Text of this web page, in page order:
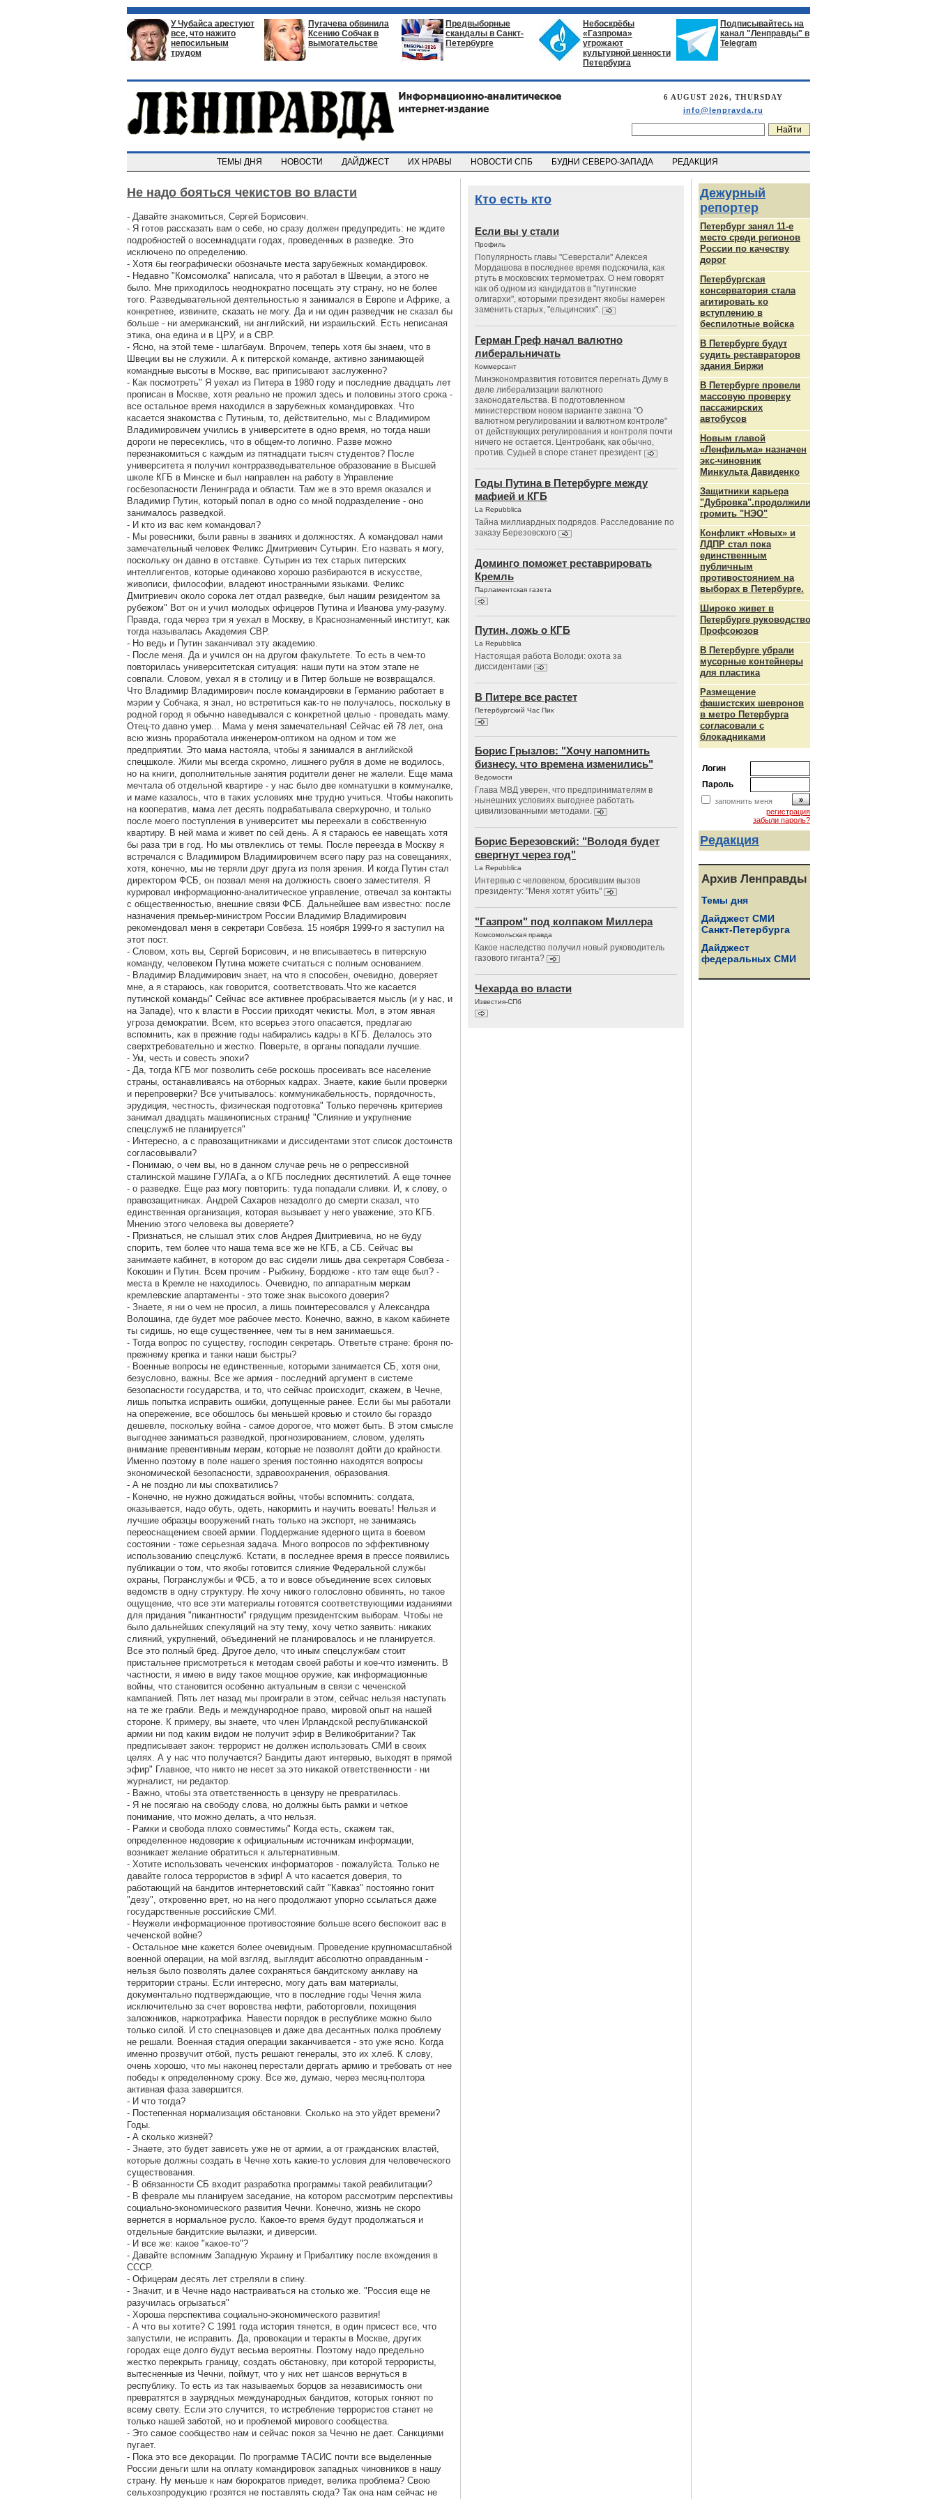
У Чубайса арестуют
все, что нажито
непосильным
трудом
Пугачева обвинила
Ксению Собчак в
вымогательстве
Предвыборные
скандалы в Санкт-
Петербурге
Небоскрёбы
«Газпрома»
угрожают
культурной ценности
Петербурга
Подписывайтесь на
канал "Ленправды" в
Telegram
6 AUGUST 2026, THURSDAY
info@lenpravda.ru
ТЕМЫ ДНЯ НОВОСТИ ДАЙДЖЕСТ ИХ НРАВЫ НОВОСТИ СПБ БУДНИ СЕВЕРО-ЗАПАДА РЕДАКЦИЯ
Не надо бояться чекистов во власти
- Давайте знакомиться, Сергей Борисович.
- Я готов рассказать вам о себе, но сразу должен предупредить: не ждите
подробностей о восемнадцати годах, проведенных в разведке. Это
исключено по определению.
- Хотя бы географически обозначьте места зарубежных командировок.
- Недавно "Комсомолка" написала, что я работал в Швеции, а этого не
было. Мне приходилось неоднократно посещать эту страну, но не более
того. Разведывательной деятельностью я занимался в Европе и Африке, а
конкретнее, извините, сказать не могу. Да и ни один разведчик не сказал бы
больше - ни американский, ни английский, ни израильский. Есть неписаная
этика, она едина и в ЦРУ, и в СВР.
- Ясно, на этой теме - шлагбаум. Впрочем, теперь хотя бы знаем, что в
Швеции вы не служили. А к питерской команде, активно занимающей
командные высоты в Москве, вас приписывают заслуженно?
- Как посмотреть" Я уехал из Питера в 1980 году и последние двадцать лет
прописан в Москве, хотя реально не прожил здесь и половины этого срока -
все остальное время находился в зарубежных командировках. Что
касается знакомства с Путиным, то, действительно, мы с Владимиром
Владимировичем учились в университете в одно время, но тогда наши
дороги не пересеклись, что в общем-то логично. Разве можно
перезнакомиться с каждым из пятнадцати тысяч студентов? После
университета я получил контрразведывательное образование в Высшей
школе КГБ в Минске и был направлен на работу в Управление
госбезопасности Ленинграда и области. Там же в это время оказался и
Владимир Путин, который попал в одно со мной подразделение - оно
занималось разведкой.
- И кто из вас кем командовал?
- Мы ровесники, были равны в званиях и должностях. А командовал нами
замечательный человек Феликс Дмитриевич Сутырин. Его назвать я могу,
поскольку он давно в отставке. Сутырин из тех старых питерских
интеллигентов, которые одинаково хорошо разбираются в искусстве,
живописи, философии, владеют иностранными языками. Феликс
Дмитриевич около сорока лет отдал разведке, был нашим резидентом за
рубежом" Вот он и учил молодых офицеров Путина и Иванова уму-разуму.
Правда, года через три я уехал в Москву, в Краснознаменный институт, как
тогда называлась Академия СВР.
- Но ведь и Путин заканчивал эту академию.
- После меня. Да и учился он на другом факультете. То есть в чем-то
повторилась университетская ситуация: наши пути на этом этапе не
совпали. Словом, уехал я в столицу и в Питер больше не возвращался.
Что Владимир Владимирович после командировки в Германию работает в
мэрии у Собчака, я знал, но встретиться как-то не получалось, поскольку в
родной город я обычно наведывался с конкретной целью - проведать маму.
Отец-то давно умер... Мама у меня замечательная! Сейчас ей 78 лет, она
всю жизнь проработала инженером-оптиком на одном и том же
предприятии. Это мама настояла, чтобы я занимался в английской
спецшколе. Жили мы всегда скромно, лишнего рубля в доме не водилось,
но на книги, дополнительные занятия родители денег не жалели. Еще мама
мечтала об отдельной квартире - у нас было две комнатушки в коммуналке,
и маме казалось, что в таких условиях мне трудно учиться. Чтобы накопить
на кооператив, мама лет десять подрабатывала сверхурочно, и только
после моего поступления в университет мы переехали в собственную
квартиру. В ней мама и живет по сей день. А я стараюсь ее навещать хотя
бы раза три в год. Но мы отвлеклись от темы. После переезда в Москву я
встречался с Владимиром Владимировичем всего пару раз на совещаниях,
хотя, конечно, мы не теряли друг друга из поля зрения. И когда Путин стал
директором ФСБ, он позвал меня на должность своего заместителя. Я
курировал информационно-аналитическое управление, отвечал за контакты
с общественностью, внешние связи ФСБ. Дальнейшее вам известно: после
назначения премьер-министром России Владимир Владимирович
рекомендовал меня в секретари Совбеза. 15 ноября 1999-го я заступил на
этот пост.
- Словом, хоть вы, Сергей Борисович, и не вписываетесь в питерскую
команду, человеком Путина можете считаться с полным основанием.
- Владимир Владимирович знает, на что я способен, очевидно, доверяет
мне, а я стараюсь, как говорится, соответствовать.Что же касается
путинской команды" Сейчас все активнее пробрасывается мысль (и у нас, и
на Западе), что к власти в России приходят чекисты. Мол, в этом явная
угроза демократии. Всем, кто всерьез этого опасается, предлагаю
вспомнить, как в прежние годы набирались кадры в КГБ. Делалось это
сверхтребовательно и жестко. Поверьте, в органы попадали лучшие.
- Ум, честь и совесть эпохи?
- Да, тогда КГБ мог позволить себе роскошь просеивать все население
страны, останавливаясь на отборных кадрах. Знаете, какие были проверки
и перепроверки? Все учитывалось: коммуникабельность, порядочность,
эрудиция, честность, физическая подготовка" Только перечень критериев
занимал двадцать машинописных страниц! "Слияние и укрупнение
спецслужб не планируется"
- Интересно, а с правозащитниками и диссидентами этот список достоинств
согласовывали?
- Понимаю, о чем вы, но в данном случае речь не о репрессивной
сталинской машине ГУЛАГа, а о КГБ последних десятилетий. А еще точнее
- о разведке. Еще раз могу повторить: туда попадали сливки. И, к слову, о
правозащитниках. Андрей Сахаров незадолго до смерти сказал, что
единственная организация, которая вызывает у него уважение, это КГБ.
Мнению этого человека вы доверяете?
- Признаться, не слышал этих слов Андрея Дмитриевича, но не буду
спорить, тем более что наша тема все же не КГБ, а СБ. Сейчас вы
занимаете кабинет, в котором до вас сидели лишь два секретаря Совбеза -
Кокошин и Путин. Всем прочим - Рыбкину, Бордюже - кто там еще был? -
места в Кремле не находилось. Очевидно, по аппаратным меркам
кремлевские апартаменты - это тоже знак высокого доверия?
- Знаете, я ни о чем не просил, а лишь поинтересовался у Александра
Волошина, где будет мое рабочее место. Конечно, важно, в каком кабинете
ты сидишь, но еще существеннее, чем ты в нем занимаешься.
- Тогда вопрос по существу, господин секретарь. Ответьте стране: броня по-
прежнему крепка и танки наши быстры?
- Военные вопросы не единственные, которыми занимается СБ, хотя они,
безусловно, важны. Все же армия - последний аргумент в системе
безопасности государства, и то, что сейчас происходит, скажем, в Чечне,
лишь попытка исправить ошибки, допущенные ранее. Если бы мы работали
на опережение, все обошлось бы меньшей кровью и стоило бы гораздо
дешевле, поскольку война - самое дорогое, что может быть. В этом смысле
выгоднее заниматься разведкой, прогнозированием, словом, уделять
внимание превентивным мерам, которые не позволят дойти до крайности.
Именно поэтому в поле нашего зрения постоянно находятся вопросы
экономической безопасности, здравоохранения, образования.
- А не поздно ли мы спохватились?
- Конечно, не нужно дожидаться войны, чтобы вспомнить: солдата,
оказывается, надо обуть, одеть, накормить и научить воевать! Нельзя и
лучшие образцы вооружений гнать только на экспорт, не занимаясь
переоснащением своей армии. Поддержание ядерного щита в боевом
состоянии - тоже серьезная задача. Много вопросов по эффективному
использованию спецслужб. Кстати, в последнее время в прессе появились
публикации о том, что якобы готовится слияние Федеральной службы
охраны, Погранслужбы и ФСБ, а то и вовсе объединение всех силовых
ведомств в одну структуру. Не хочу никого голословно обвинять, но такое
ощущение, что все эти материалы готовятся соответствующими изданиями
для придания "пикантности" грядущим президентским выборам. Чтобы не
было дальнейших спекуляций на эту тему, хочу четко заявить: никаких
слияний, укрупнений, объединений не планировалось и не планируется.
Все это полный бред. Другое дело, что иным спецслужбам стоит
пристальнее присмотреться к методам своей работы и кое-что изменить. В
частности, я имею в виду такое мощное оружие, как информационные
войны, что становится особенно актуальным в связи с чеченской
кампанией. Пять лет назад мы проиграли в этом, сейчас нельзя наступать
на те же грабли. Ведь и международное право, мировой опыт на нашей
стороне. К примеру, вы знаете, что член Ирландской республиканской
армии ни под каким видом не получит эфир в Великобритании? Так
предписывает закон: террорист не должен использовать СМИ в своих
целях. А у нас что получается? Бандиты дают интервью, выходят в прямой
эфир" Главное, что никто не несет за это никакой ответственности - ни
журналист, ни редактор.
- Важно, чтобы эта ответственность в цензуру не превратилась.
- Я не посягаю на свободу слова, но должны быть рамки и четкое
понимание, что можно делать, а что нельзя.
- Рамки и свобода плохо совместимы" Когда есть, скажем так,
определенное недоверие к официальным источникам информации,
возникает желание обратиться к альтернативным.
- Хотите использовать чеченских информаторов - пожалуйста. Только не
давайте голоса террористов в эфир! А что касается доверия, то
работающий на бандитов интернетовский сайт "Кавказ" постоянно гонит
"дезу", откровенно врет, но на него продолжают упорно ссылаться даже
государственные российские СМИ.
- Неужели информационное противостояние больше всего беспокоит вас в
чеченской войне?
- Остальное мне кажется более очевидным. Проведение крупномасштабной
военной операции, на мой взгляд, выглядит абсолютно оправданным -
нельзя было позволять далее сохраняться бандитскому анклаву на
территории страны. Если интересно, могу дать вам материалы,
документально подтверждающие, что в последние годы Чечня жила
исключительно за счет воровства нефти, работорговли, похищения
заложников, наркотрафика. Навести порядок в республике можно было
только силой. И сто спецназовцев и даже два десантных полка проблему
не решали. Военная стадия операции заканчивается - это уже ясно. Когда
именно прозвучит отбой, пусть решают генералы, это их хлеб. К слову,
очень хорошо, что мы наконец перестали дергать армию и требовать от нее
победы к определенному сроку. Все же, думаю, через месяц-полтора
активная фаза завершится.
- И что тогда?
- Постепенная нормализация обстановки. Сколько на это уйдет времени?
Годы.
- А сколько жизней?
- Знаете, это будет зависеть уже не от армии, а от гражданских властей,
которые должны создать в Чечне хоть какие-то условия для человеческого
существования.
- В обязанности СБ входит разработка программы такой реабилитации?
- В феврале мы планируем заседание, на котором рассмотрим перспективы
социально-экономического развития Чечни. Конечно, жизнь не скоро
вернется в нормальное русло. Какое-то время будут продолжаться и
отдельные бандитские вылазки, и диверсии.
- И все же: какое "какое-то"?
- Давайте вспомним Западную Украину и Прибалтику после вхождения в
СССР.
- Офицерам десять лет стреляли в спину.
- Значит, и в Чечне надо настраиваться на столько же. "Россия еще не
разучилась огрызаться"
- Хороша перспектива социально-экономического развития!
- А что вы хотите? С 1991 года история тянется, в один присест все, что
запустили, не исправить. Да, провокации и теракты в Москве, других
городах еще долго будут весьма вероятны. Поэтому надо предельно
жестко перекрыть границу, создать обстановку, при которой террористы,
вытесненные из Чечни, поймут, что у них нет шансов вернуться в
республику. То есть из так называемых борцов за независимость они
превратятся в заурядных международных бандитов, которых гоняют по
всему свету. Если это случится, то истребление террористов станет не
только нашей заботой, но и проблемой мирового сообщества.
- Это самое сообщество нам и сейчас покоя за Чечню не дает. Санкциями
пугает.
- Пока это все декорации. По программе ТАСИС почти все выделенные
России деньги шли на оплату командировок западных чиновников в нашу
страну. Ну меньше к нам бюрократов приедет, велика проблема? Свою
сельхозпродукцию грозятся не поставлять сюда? Так она нам сейчас не
Кто есть кто
Если вы у стали
Профиль
Популярность главы "Северстали" Алексея
Мордашова в последнее время подскочила, как
ртуть в московских термометрах. О нем говорят
как об одном из кандидатов в "путинские
олигархи", которыми президент якобы намерен
заменить старых, "ельцинских".
Герман Греф начал валютно
либеральничать
Коммерсант
Минэкономразвития готовится перегнать Думу в
деле либерализации валютного
законодательства. В подготовленном
министерством новом варианте закона "О
валютном регулировании и валютном контроле"
от действующих регулирования и контроля почти
ничего не остается. Центробанк, как обычно,
против. Судьей в споре станет президент
Годы Путина в Петербурге между
мафией и КГБ
La Repubblica
Тайна миллиардных подрядов. Расследование по
заказу Березовского
Доминго поможет реставрировать
Кремль
Парламентская газета
Путин, ложь о КГБ
La Repubblica
Настоящая работа Володи: охота за
диссидентами
В Питере все растет
Петербургский Час Пик
Борис Грызлов: "Хочу напомнить
бизнесу, что времена изменились"
Ведомости
Глава МВД уверен, что предпринимателям в
нынешних условиях выгоднее работать
цивилизованными методами.
Борис Березовский: "Володя будет
свергнут через год"
La Repubblica
Интервью с человеком, бросившим вызов
президенту: "Меня хотят убить"
"Газпром" под колпаком Миллера
Комсомольская правда
Какое наследство получил новый руководитель
газового гиганта?
Чехарда во власти
Известия-СПб
Дежурный
репортер
Петербург занял 11-е
место среди регионов
России по качеству
дорог
Петербургская
консерватория стала
агитировать ко
вступлению в
беспилотные войска
В Петербурге будут
судить реставраторов
здания Биржи
В Петербурге провели
массовую проверку
пассажирских
автобусов
Новым главой
«Ленфильма» назначен
экс-чиновник
Минкульта Давиденко
Защитники карьера
"Дубровка".продолжили
громить "НЭО"
Конфликт «Новых» и
ЛДПР стал пока
единственным
публичным
противостоянием на
выборах в Петербурге.
Широко живет в
Петербурге руководство
Профсоюзов
В Петербурге убрали
мусорные контейнеры
для пластика
Размещение
фашистских шевронов
в метро Петербурга
согласовали с
блокадниками
Логин
Пароль
запомнить меня
регистрация
забыли пароль?
Редакция
Архив Ленправды
Темы дня
Дайджест СМИ
Санкт-Петербурга
Дайджест
федеральных СМИ